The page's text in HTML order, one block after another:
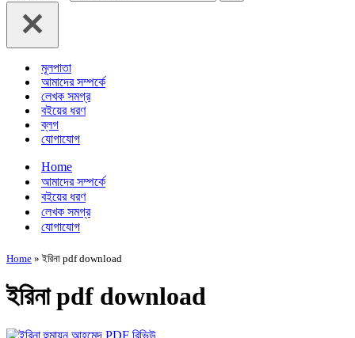
মূলপাতা
আমাদের সম্পর্কে
লেখক সমগ্র
বইয়ের ধরণ
ব্লগ
যোগাযোগ
Home
আমাদের সম্পর্কে
বইয়ের ধরণ
লেখক সমগ্র
যোগাযোগ
Home »ইরিনা pdf download
ইরিনা pdf download